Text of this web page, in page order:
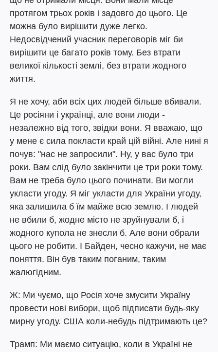
протягом трьох років і задовго до цього. Це
можна було вирішити дуже легко.
Недосвідчений учасник переговорів міг би
вирішити це багато років тому. Без втрати
великої кількості землі, без втрати жодного
життя.
Я не хочу, аби всіх цих людей більше вбивали.
Це росіяни і українці, але вони люди -
незалежно від того, звідки вони. Я вважаю, що
у мене є сила покласти край цій війні. Але нині я
почув: "нас не запросили". Ну, у вас було три
роки. Вам слід було закінчити це три роки тому.
Вам не треба було цього починати. Ви могли
укласти угоду. Я міг укласти для України угоду,
яка залишила б їм майже всю землю. І людей
не вбили б, жодне місто не зруйнували б, і
жодного купола не знесли б. Але вони обрали
цього не робити. І Байден, чесно кажучи, не має
поняття. Він був таким поганим, таким
жалюгідним.
Ж: Ми чуємо, що Росія хоче змусити Україну
провести нові вибори, щоб підписати будь-яку
мирну угоду. США коли-небудь підтримають це?
Трамп: Ми маємо ситуацію, коли в Україні не